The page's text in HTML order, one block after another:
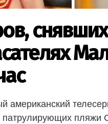
американский
пляжи